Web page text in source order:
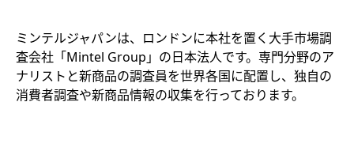
ミンテルジャパンは、ロンドンに本社を置く大手市場調
査会社「Mintel Group」の日本法人です。専門分野のア
ナリストと新商品の調査員を世界各国に配置し、独自の
消費者調査や新商品情報の収集を行っております。